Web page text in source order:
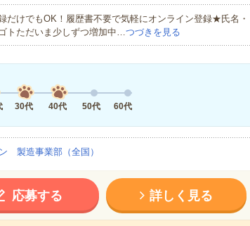
けでもOK！履歴書不要で気軽にオンライン登録★氏名・
トただいま少しずつ増加中…つづきを見る
30代 40代 50代 60代
製造事業部（全国）
応募する 詳しく見る